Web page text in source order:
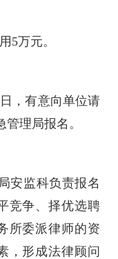
5万元。
，有意向单位请
理局报名。
安监科负责报名
竞争、择优选聘
所委派律师的资
，形成法律顾问